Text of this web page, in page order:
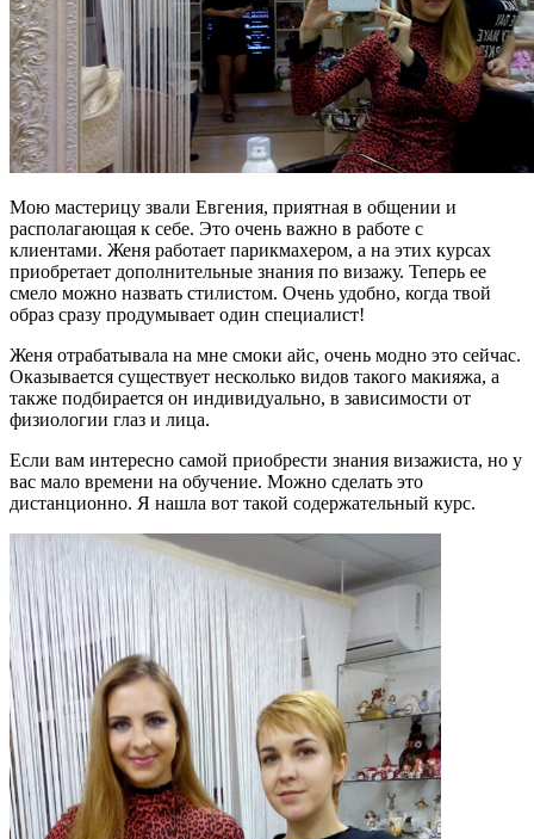
Мою мастерицу звали Евгения, приятная в общении и
располагающая к себе. Это очень важно в работе с
клиентами. Женя работает парикмахером, а на этих курсах
приобретает дополнительные знания по визажу. Теперь ее
смело можно назвать стилистом. Очень удобно, когда твой
образ сразу продумывает один специалист!
Женя отрабатывала на мне смоки айс, очень модно это сейчас.
Оказывается существует несколько видов такого макияжа, а
также подбирается он индивидуально, в зависимости от
физиологии глаз и лица.
Если вам интересно самой приобрести знания визажиста, но у
вас мало времени на обучение. Можно сделать это
дистанционно. Я нашла вот такой содержательный курс.